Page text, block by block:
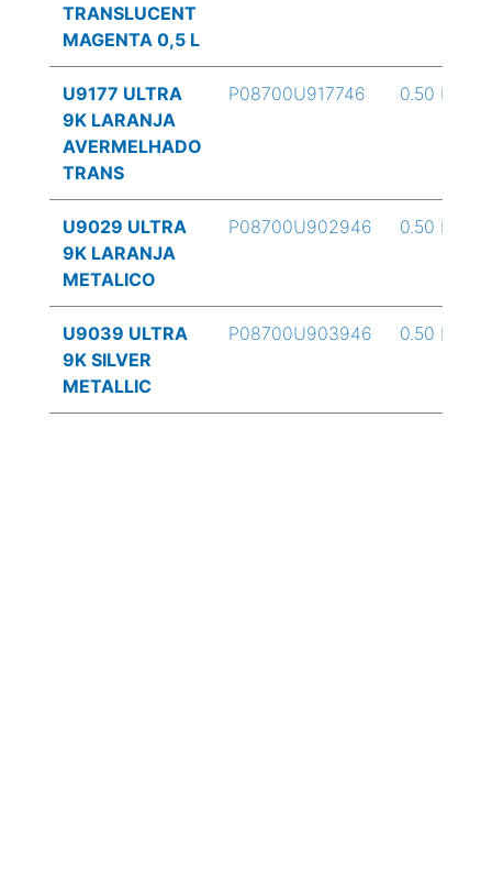
TRANSLUCENT
MAGENTA 0,5 L
U9177 ULTRA
9K LARANJA
AVERMELHADO
TRANS
P08700U917746 0.50 L
U9029 ULTRA
9K LARANJA
METALICO
P08700U902946 0.50 L
U9039 ULTRA
9K SILVER
METALLIC
P08700U903946 0.50 L